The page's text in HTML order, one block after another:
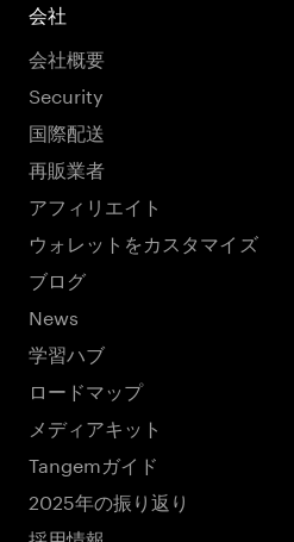
会社
会社概要
Security
国際配送
再販業者
アフィリエイト
ウォレットをカスタマイズ
ブログ
News
学習ハブ
ロードマップ
メディアキット
Tangemガイド
2025年の振り返り